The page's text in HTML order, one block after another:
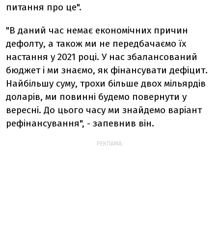
питання про це".
"В даний час немає економічних причин
дефолту, а також ми не передбачаємо їх
настання у 2021 році. У нас збалансований
бюджет і ми знаємо, як фінансувати дефіцит.
Найбільшу суму, трохи більше двох мільярдів
доларів, ми повинні будемо повернути у
вересні. До цього часу ми знайдемо варіант
рефінансування", - запевнив він.
РЕКЛАМА: